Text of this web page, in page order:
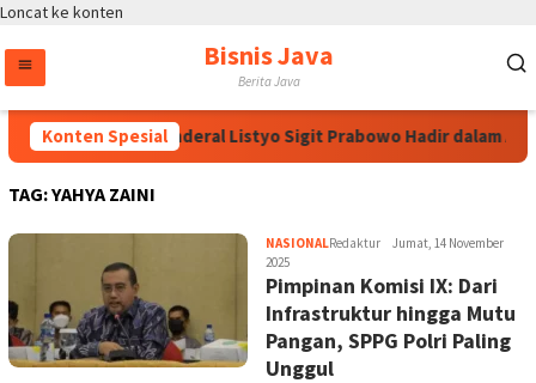
Loncat ke konten
Bisnis Java
Berita Java
Konten Spesial
Kapolri Jenderal Listyo Sigit Prabowo Hadir dalam Apel
TAG:YAHYA ZAINI
NASIONALRedaktur
Jumat, 14 November
2025
Pimpinan Komisi IX: Dari
Infrastruktur hingga Mutu
Pangan, SPPG Polri Paling
Unggul